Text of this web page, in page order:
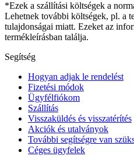
*Ezek a szállítási költségek a
Lehetnek további költségek, pl. a
tulajdonságai miatt. Ezeket az
termékleírásban találja.
Segítség
Hogyan adjak le rendelést
Fizetési módok
Ügyfélfiókom
Szállítás
Visszaküldés és visszatérítés
Akciók és utalványok
További segítségre van
Céges ügyfelek